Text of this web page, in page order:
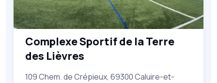
Complexe Sportif de la Terre
des Lièvres
109 Chem. de Crépieux, 69300 Caluire-et-